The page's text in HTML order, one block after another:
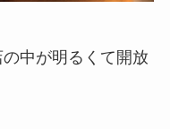
中が明るくて開放